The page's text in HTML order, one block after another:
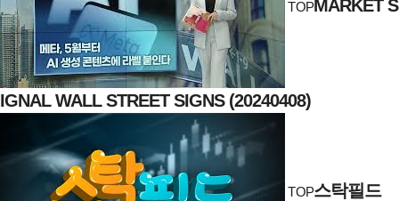
TOPMARKET S
IGNAL WALL STREET SIGNS (20240408)
TOP스탁필드